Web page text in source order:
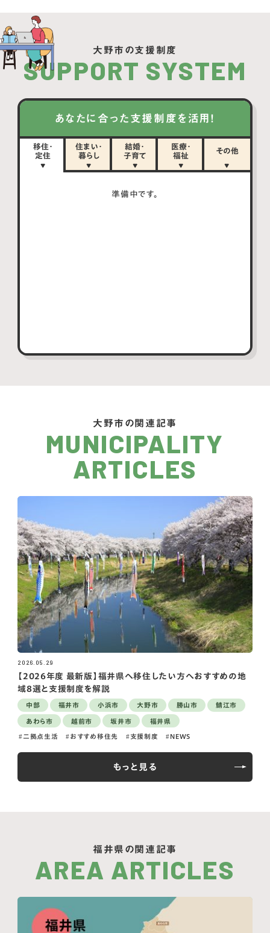
大野市の支援制度
SUPPORT SYSTEM
あなたに合った支援制度を活用！
移住・
定住
住まい・
暮らし
結婚・
子育て
医療・
福祉
その他
準備中です。
大野市の関連記事
MUNICIPALITY
ARTICLES
2026.05.29
【2026年度 最新版】福井県へ移住したい方へおすすめの地
域8選と支援制度を解説
中部 福井市 小浜市 大野市 勝山市 鯖江市
あわら市 越前市 坂井市 福井県
二拠点生活 おすすめ移住先 支援制度 NEWS
もっと見る
福井県の関連記事
AREA ARTICLES